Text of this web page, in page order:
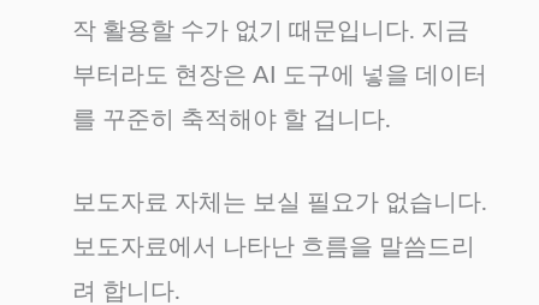
작 활용할 수가 없기 때문입니다. 지금
부터라도 현장은 AI 도구에 넣을 데이터
를 꾸준히 축적해야 할 겁니다.
보도자료 자체는 보실 필요가 없습니다.
보도자료에서 나타난 흐름을 말씀드리
려 합니다.